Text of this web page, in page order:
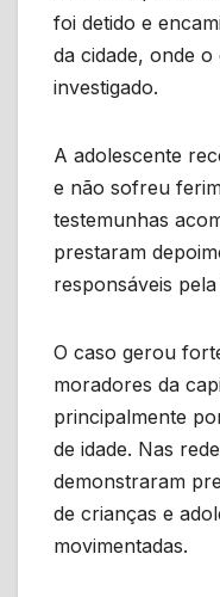
foi detido e
da cidade, onde
investigado.
A adolescente
e não sofreu
testemunhas
prestaram
responsáveis
O caso gerou
moradores da
principalmente
de idade. Nas
demonstraram
de crianças e
movimentadas.